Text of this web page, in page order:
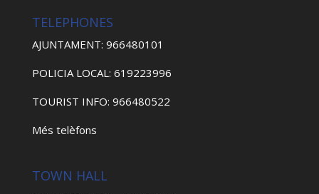
TELEPHONES
AJUNTAMENT: 966480101
POLICIA LOCAL: 619223996
TOURIST INFO: 966480522
Més telèfons
TOWN HALL